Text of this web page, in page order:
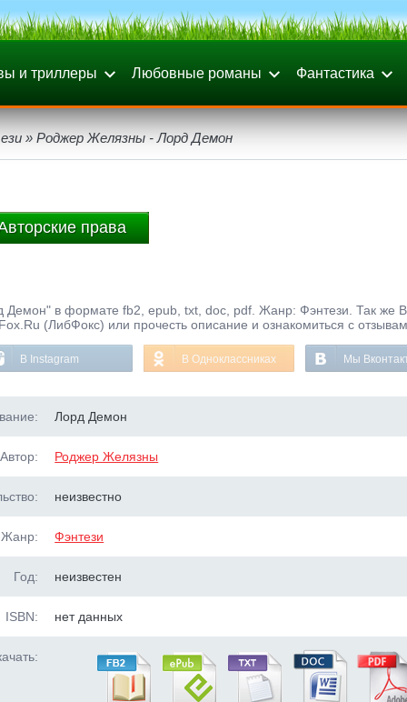
и триллеры Любовные романы Фантастика
» Роджер Желязны - Лорд Демон
права
Демон" в формате fb2, epub, txt, doc, pdf. Жанр: Фэнтези. Так же
(ЛибФокс) или прочесть описание и ознакомиться с
В Instagram В Одноклассниках Мы
Лорд Демон
Автор: Роджер Желязны
неизвестно
Жанр: Фэнтези
Год: неизвестен
ISBN: нет данных